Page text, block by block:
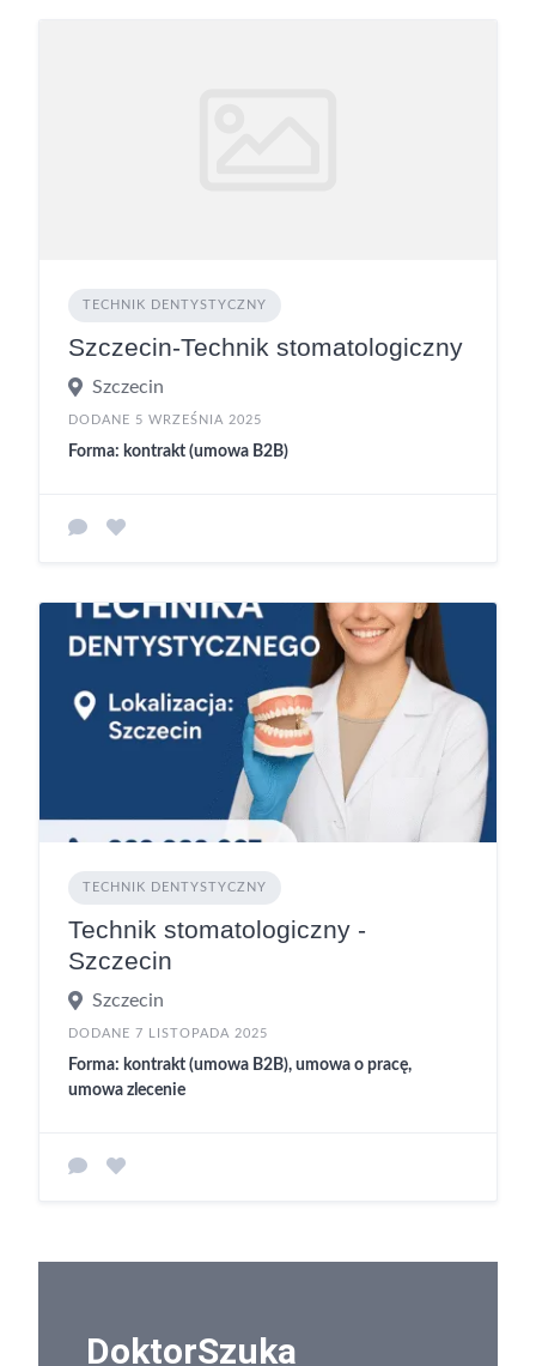
TECHNIK DENTYSTYCZNY
Szczecin-Technik stomatologiczny
Szczecin
DODANE 5 WRZEŚNIA 2025
Forma: kontrakt (umowa B2B)
TECHNIK DENTYSTYCZNY
Technik stomatologiczny -
Szczecin
Szczecin
DODANE 7 LISTOPADA 2025
Forma: kontrakt (umowa B2B), umowa o pracę,
umowa zlecenie
DoktorSzuka